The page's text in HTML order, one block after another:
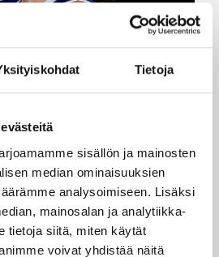
Tietoja
sisällön ja mainosten
median ominaisuuksien
analysoimiseen. Lisäksi
mainosalan ja analytiikka-
tietoja siitä, miten käytät
voivat yhdistää näitä